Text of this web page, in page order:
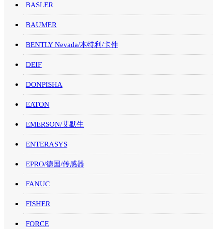
BASLER
BAUMER
BENTLY Nevada/本特利/卡件
DEIF
DONPISHA
EATON
EMERSON/艾默生
ENTERASYS
EPRO/德国/传感器
FANUC
FISHER
FORCE